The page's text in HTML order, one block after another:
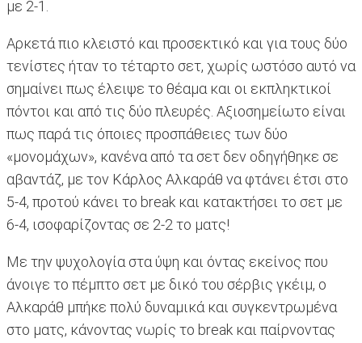
με 2-1.
Αρκετά πιο κλειστό και προσεκτικό και για τους δύο
τενίστες ήταν το τέταρτο σετ, χωρίς ωστόσο αυτό να
σημαίνει πως έλειψε το θέαμα και οι εκπληκτικοί
πόντοι και από τις δύο πλευρές. Αξιοσημείωτο είναι
πως παρά τις όποιες προσπάθειες των δύο
«μονομάχων», κανένα από τα σετ δεν οδηγήθηκε σε
αβαντάζ, με τον Κάρλος Αλκαράθ να φτάνει έτσι στο
5-4, προτού κάνει το break και κατακτήσει το σετ με
6-4, ισοφαρίζοντας σε 2-2 το ματς!
Με την ψυχολογία στα ύψη και όντας εκείνος που
άνοιγε το πέμπτο σετ με δικό του σέρβις γκέιμ, ο
Αλκαράθ μπήκε πολύ δυναμικά και συγκεντρωμένα
στο ματς, κάνοντας νωρίς το break και παίρνοντας